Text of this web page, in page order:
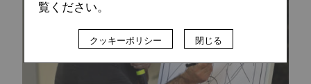
覧ください。
クッキーポリシー 閉じる